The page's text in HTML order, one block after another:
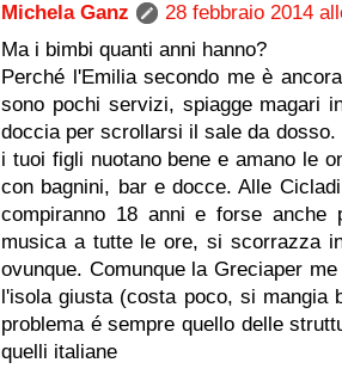
Michela Ganz
28 febbraio 2014
Ma i bimbi quanti anni hanno?
Perché l'Emilia secondo me è
sono pochi servizi, spiagge magari
doccia per scrollarsi il sale da
i tuoi figli nuotano bene e amano le
con bagnini, bar e docce. Alle
compiranno 18 anni e forse
musica a tutte le ore, si scorrazza
ovunque. Comunque la Greciaper
l'isola giusta (costa poco, si mangia
problema é sempre quello delle
quelli italiane